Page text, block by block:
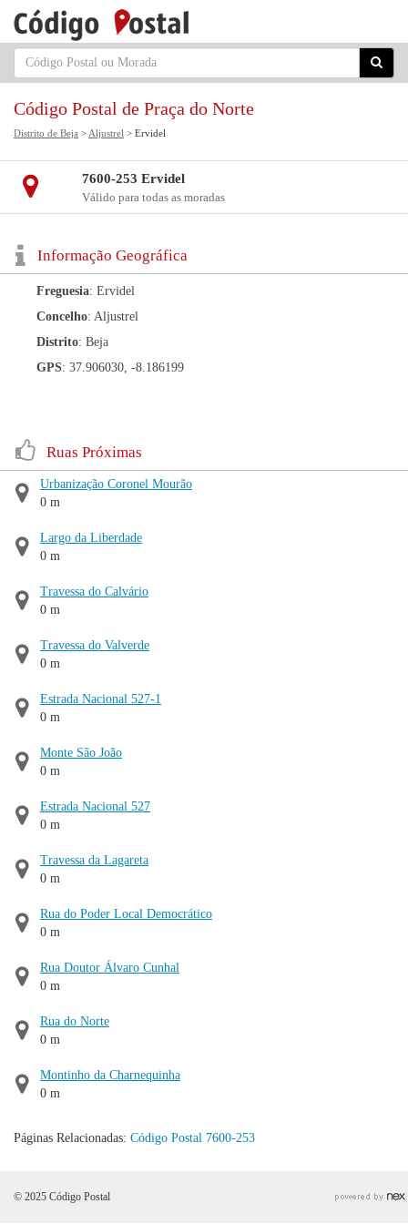
Código Postal de Praça do Norte
Distrito de Beja > Aljustrel > Ervidel
7600-253 Ervidel
Válido para todas as moradas
Informação Geográfica
Freguesia: Ervidel
Concelho: Aljustrel
Distrito: Beja
GPS: 37.906030, -8.186199
Ruas Próximas
Urbanização Coronel Mourão
0 m
Largo da Liberdade
0 m
Travessa do Calvário
0 m
Travessa do Valverde
0 m
Estrada Nacional 527-1
0 m
Monte São João
0 m
Estrada Nacional 527
0 m
Travessa da Lagareta
0 m
Rua do Poder Local Democrático
0 m
Rua Doutor Álvaro Cunhal
0 m
Rua do Norte
0 m
Montinho da Charnequinha
0 m
Páginas Relacionadas: Código Postal 7600-253
© 2025 Código Postal